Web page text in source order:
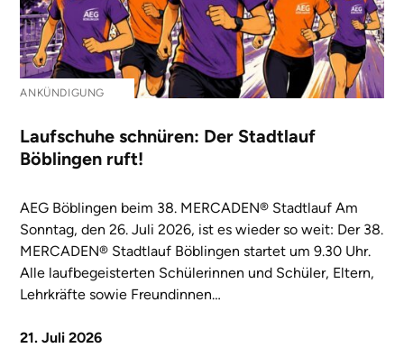
ANKÜNDIGUNG
Laufschuhe schnüren: Der Stadtlauf
Böblingen ruft!
AEG Böblingen beim 38. MERCADEN® Stadtlauf Am
Sonntag, den 26. Juli 2026, ist es wieder so weit: Der 38.
MERCADEN® Stadtlauf Böblingen startet um 9.30 Uhr.
Alle laufbegeisterten Schülerinnen und Schüler, Eltern,
Lehrkräfte sowie Freundinnen…
21. Juli 2026